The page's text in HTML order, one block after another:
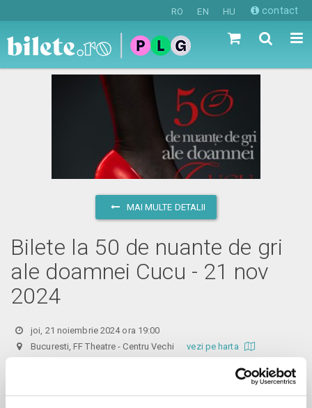
RO EN HU contact
MAI MULTE DETALII
Bilete la 50 de nuante de gri
ale doamnei Cucu - 21 nov
2024
joi, 21 noiembrie 2024 ora 19:00
Bucuresti, FF Theatre - Centru Vechivezi pe harta
Din respect pentru actori si public avem rugamintea de a va
prezenta cu cel putin 30 de minute inainte de inceperea spectacolului.